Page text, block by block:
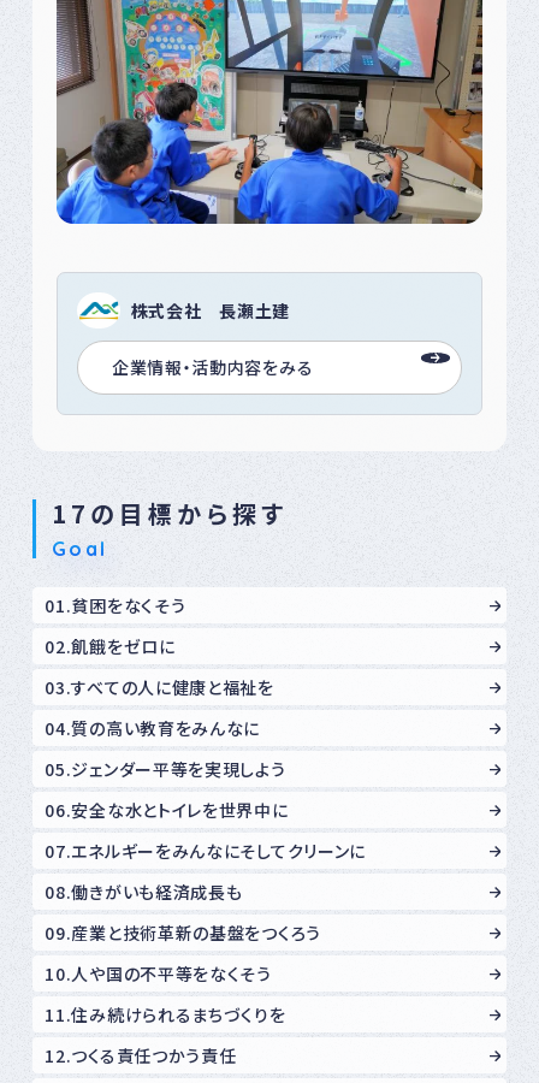
17の目標から探す
Goal
01.貧困をなくそう
02.飢餓をゼロに
03.すべての人に健康と福祉を
04.質の高い教育をみんなに
05.ジェンダー平等を実現しよう
06.安全な水とトイレを世界中に
07.エネルギーをみんなにそしてクリーンに
08.働きがいも経済成長も
09.産業と技術革新の基盤をつくろう
10.人や国の不平等をなくそう
11.住み続けられるまちづくりを
12.つくる責任つかう責任
株式会社 長瀬土建
企業情報・活動内容をみる